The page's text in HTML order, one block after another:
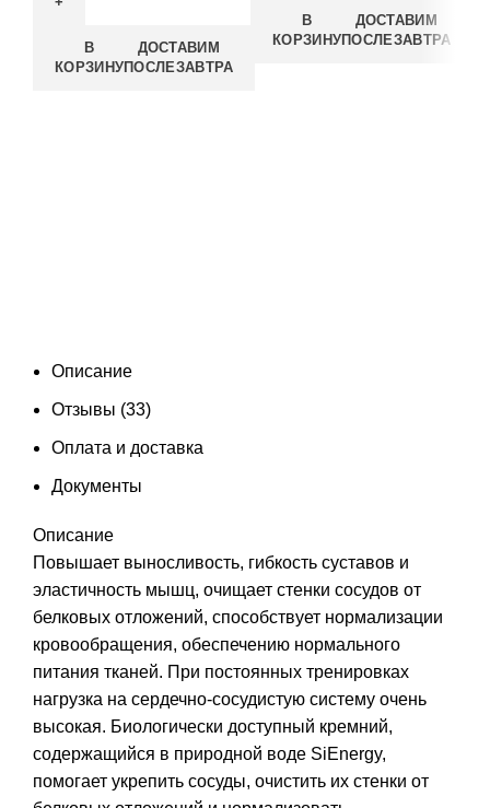
В
КОРЗИНУ
ДОСТАВИМ
ПОСЛЕЗАВТРА
В
КОРЗИНУ
ДОСТАВИМ
ПОСЛЕЗАВТРА
Описание
Отзывы (33)
Оплата и доставка
Документы
Описание
Повышает выносливость, гибкость суставов и
эластичность мышц, очищает стенки сосудов от
белковых отложений, способствует нормализации
кровообращения, обеспечению нормального
питания тканей. При постоянных тренировках
нагрузка на сердечно-сосудистую систему очень
высокая. Биологически доступный кремний,
содержащийся в природной воде SiEnergy,
помогает укрепить сосуды, очистить их стенки от